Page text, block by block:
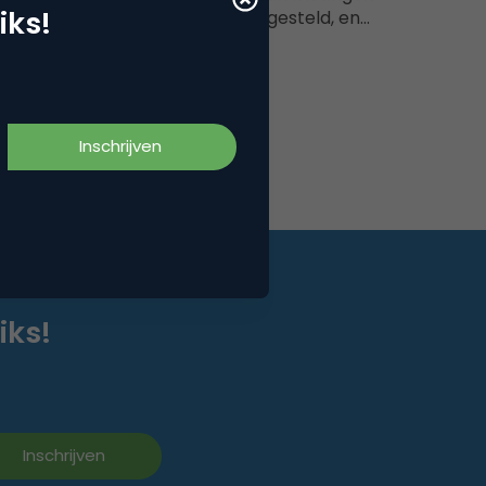
basis van cookies ter discussie gesteld, en…